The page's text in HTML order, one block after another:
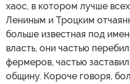
хаос, в котором лучше
Лениным и Троцким
больше известная под
власть, они частью
фермеров, частью
общину. Короче говоря,